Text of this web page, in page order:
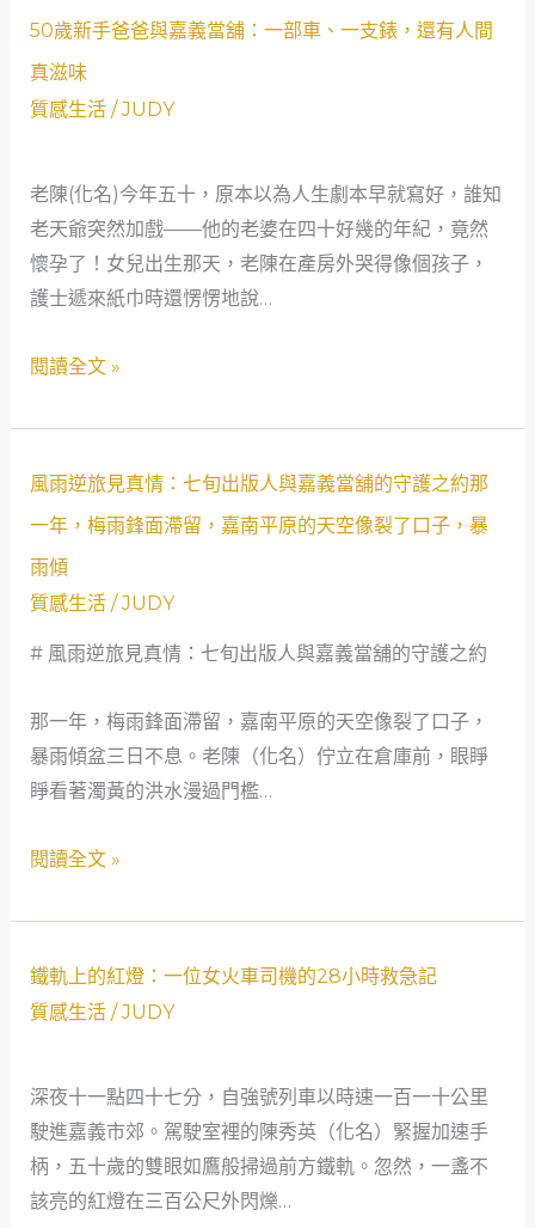
關
路：
一
遺
體
美
容
與
義
市
的
深
夜
話
50歲新手爸爸與嘉義當舖：一部車、一支錶，還有人間
真滋味
質感生活/JUDY
老陳(化名)今年五十，原本以為人生劇本早就寫好，誰知
老天爺突然加戲——他的老婆在四十好幾的年紀，竟然
懷孕了！女兒出生那天，老陳在產房外哭得像個孩子，
護士遞來紙巾時還愣愣地說…
50
手
爸
與
嘉
義
舖：
車、
錶，
還
有
間
真
滋
閱讀全文 »
風雨逆旅見真情：七旬出版人與嘉義當舖的守護之約那
一年，梅雨鋒面滯留，嘉南平原的天空像裂了口子，暴
雨傾
質感生活/JUDY
# 風雨逆旅見真情：七旬出版人與嘉義當舖的守護之約
那一年，梅雨鋒面滯留，嘉南平原的天空像裂了口子，
暴雨傾盆三日不息。老陳（化名）佇立在倉庫前，眼睜
睜看著濁黃的洪水漫過門檻…
風
旅
見
真
七
旬
出
人
嘉
舖
守
護
之
約
閱讀全文 »
鐵軌上的紅燈：一位女火車司機的28小時救急記
質感生活/JUDY
深夜十一點四十七分，自強號列車以時速一百一十公里
駛進嘉義市郊。駕駛室裡的陳秀英（化名）緊握加速手
柄，五十歲的雙眼如鷹般掃過前方鐵軌。忽然，一盞不
該亮的紅燈在三百公尺外閃爍…
鐵
軌
紅
燈：
一
位